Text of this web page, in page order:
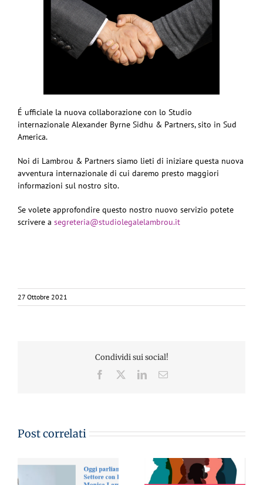
É ufficiale la nuova collaborazione con lo Studio
internazionale Alexander Byrne Sidhu & Partners, sito in Sud
America.
Noi di Lambrou & Partners siamo lieti di iniziare questa nuova
avventura internazionale di cui daremo presto maggiori
informazioni sul nostro sito.
Se volete approfondire questo nostro nuovo servizio potete
scrivere a segreteria@studiolegalelambrou.it
27 Ottobre 2021
Condividi sui social!
Facebook LinkedInEmail
Post correlati